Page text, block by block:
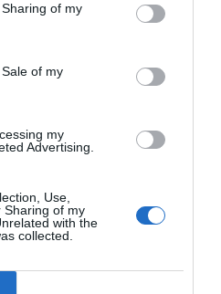
of my
of my
my
Advertising.
Use,
Sharing of my
with the
collected.
Γερμανός ηθοποιός
δούκας της Κάτω
βασίλισσα